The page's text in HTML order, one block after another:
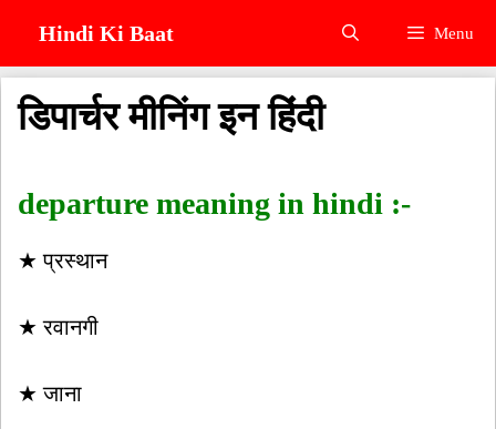
content
Hindi Ki Baat Menu
डिपार्चर मीनिंग इन हिंदी
departure meaning in hindi :-
★ प्रस्थान
★ रवानगी
★ जाना